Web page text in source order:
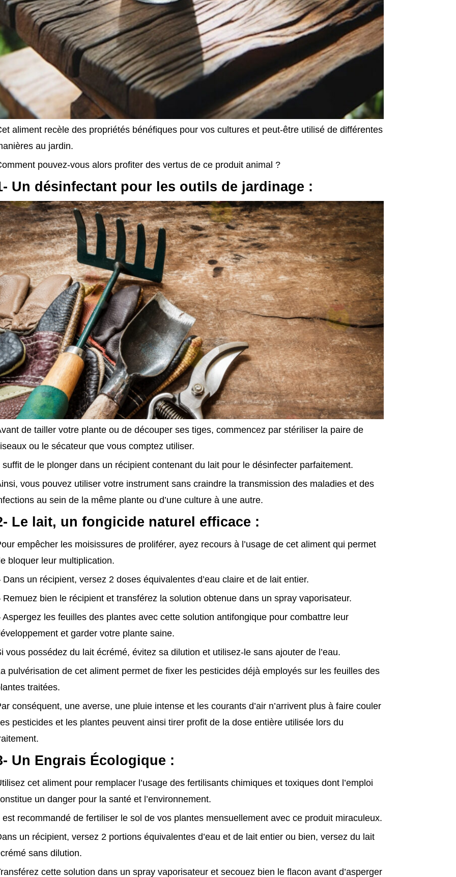
aliment recèle des propriétés bénéfiques pour vos cultures et peut-être utilisé de différentes
au jardin.
pouvez-vous alors profiter des vertus de ce produit animal ?
Un désinfectant pour les outils de jardinage :
de tailler votre plante ou de découper ses tiges, commencez par stériliser la paire de
ou le sécateur que vous comptez utiliser.
suffit de le plonger dans un récipient contenant du lait pour le désinfecter parfaitement.
vous pouvez utiliser votre instrument sans craindre la transmission des maladies et des
au sein de la même plante ou d’une culture à une autre.
Le lait, un fongicide naturel efficace :
empêcher les moisissures de proliférer, ayez recours à l’usage de cet aliment qui permet
bloquer leur multiplication.
Dans un récipient, versez 2 doses équivalentes d’eau claire et de lait entier.
Remuez bien le récipient et transférez la solution obtenue dans un spray vaporisateur.
Aspergez les feuilles des plantes avec cette solution antifongique pour combattre leur
et garder votre plante saine.
vous possédez du lait écrémé, évitez sa dilution et utilisez-le sans ajouter de l’eau.
pulvérisation de cet aliment permet de fixer les pesticides déjà employés sur les feuilles des
traitées.
conséquent, une averse, une pluie intense et les courants d’air n’arrivent plus à faire couler
pesticides et les plantes peuvent ainsi tirer profit de la dose entière utilisée lors du
Un Engrais Écologique :
cet aliment pour remplacer l’usage des fertilisants chimiques et toxiques dont l’emploi
un danger pour la santé et l’environnement.
est recommandé de fertiliser le sol de vos plantes mensuellement avec ce produit miraculeux.
un récipient, versez 2 portions équivalentes d’eau et de lait entier ou bien, versez du lait
sans dilution.
cette solution dans un spray vaporisateur et secouez bien le flacon avant d’asperger